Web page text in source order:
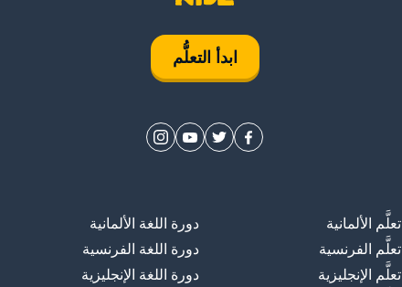
ابدأ التعلُّم
تعلَّم الألمانية
تعلَّم الفرنسية
تعلَّم الإنجليزية
دورة اللغة الألمانية
دورة اللغة الفرنسية
دورة اللغة الإنجليزية